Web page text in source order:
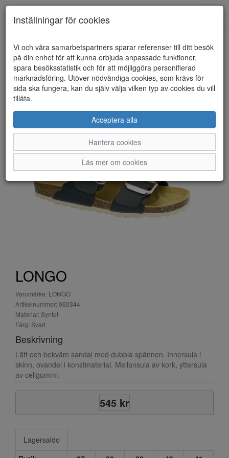
HEM LONGO
LONGO
Varumärke: LONGO
Artikelnummer: 060344
Material: Syntet
Färg: Svart
Beskrivning
Lätt och bekväm sandal med dubbla spännen. Innersula i
skinn, ovandel i konstmaterial. Mellansula av kork, yttersula
av cellgummi.
545 kr
Lagersaldo
Inställningar för cookies
Vi och våra samarbetspartners sparar referenser till ditt besök
på din enhet för att kunna erbjuda anpassade funktioner,
spara besöksstatistik och för att möjliggöra personifierad
marknadsföring. Utöver nödvändiga cookies, som krävs för
sida ska fungera, kan du själv välja vilken typ av cookies du vill
tillåta.
Acceptera alla
Hantera cookies
Läs mer om cookies